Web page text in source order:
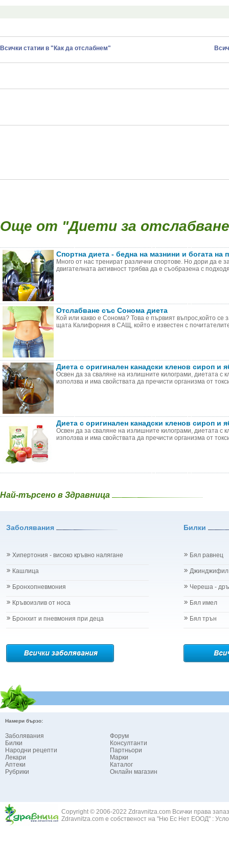
Всички статии в "Как да отслабнем"
Още от "Диети за
Спортна диета - бедна на мазнини и богата на
Много от нас тренират различни спортове. Но дори да е
двигателната активност трябва да е съобразена с
Отслабване със Сонома диета
Кой или какво е Сонома? Това е първият въпрос,който се
щата Калифорния в САЩ, който е известен с
Диета с оригинален канадски кленов сироп и
Освен да за сваляне на излишните килограми, диетата с
използва и има свойствата да пречисти организма от
Диета с оригинален канадски кленов сироп и
Освен да за сваляне на излишните килограми, диетата с
използва и има свойствата да пречисти организма от
Най-търсено в Здравница
Заболявания Билки
Хипертония - високо кръвно налягане
Кашлица
Бронхопневмония
Кръвоизлив от носа
Бронхит и пневмония при деца
Бял равнец
Джинджифил
Череша -
Бял имел
Бял трън
Намери бързо:
Заболявания
Билки
Народни рецепти
Лекари
Аптеки
Рубрики
Форум
Консултанти
Партньори
Марки
Каталог
Онлайн магазин
Copyright © 2006-2022 Zdravnitza.com Всички права
Zdravnitza.com е собственост на "Ню Ес Нет ЕООД" :